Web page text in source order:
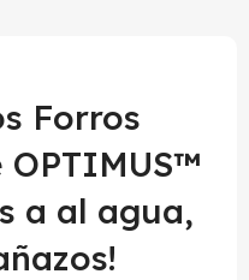
Forros
a al agua,